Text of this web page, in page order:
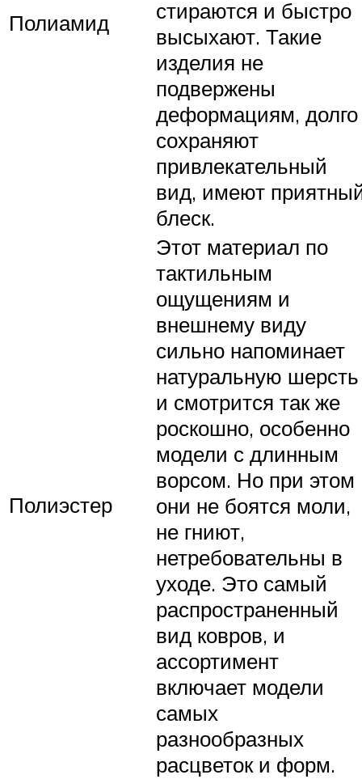
Полиамид
стираются и быстро
высыхают. Такие
изделия не
подвержены
деформациям, долго
сохраняют
привлекательный
вид, имеют
блеск.
Полиэстер
Этот материал по
тактильным
ощущениям и
внешнему виду
сильно напоминает
натуральную шерсть
и смотрится так же
роскошно, особенно
модели с длинным
ворсом. Но при этом
они не боятся моли,
не гниют,
нетребовательны в
уходе. Это самый
распространенный
вид ковров, и
ассортимент
включает модели
самых
разнообразных
расцветок и форм.